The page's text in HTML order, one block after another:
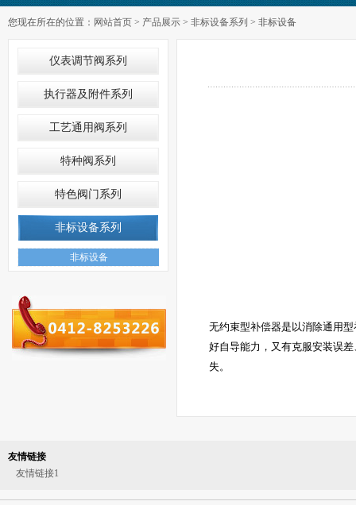
您现在所在的位置： 网站首页 > 产品展示 > 非标设备系列 > 非标设备
仪表调节阀系列
执行器及附件系列
工艺通用阀系列
特种阀系列
特色阀门系列
非标设备系列
非标设备
无约束型补偿器是以消除通用
好自导能力，又有克服安装误
失。
友情链接
友情链接1